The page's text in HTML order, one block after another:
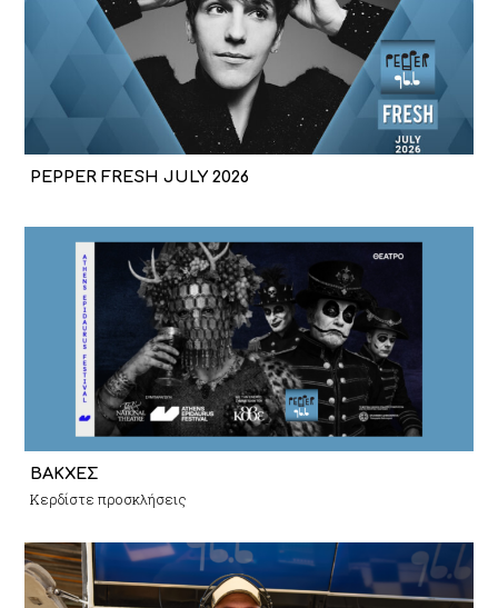
PEPPER FRESH JULY 2026
ΒΑΚΧΕΣ
Κερδίστε προσκλήσεις